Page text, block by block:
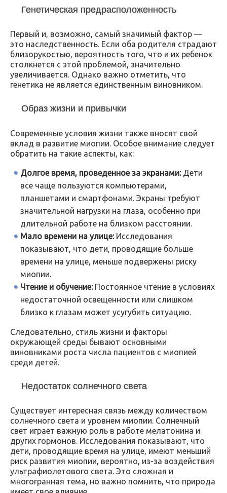
Генетическая предрасположенность
Первый и, возможно, самый значимый фактор —
это наследственность. Если оба родителя страдают
близорукостью, вероятность того, что и их ребенок
столкнется с этой проблемой, значительно
увеличивается. Однако важно отметить, что
генетика не является единственным виновником.
Образ жизни и привычки
Современные условия жизни также вносят свой
вклад в развитие миопии. Особое внимание следует
обратить на такие аспекты, как:
Долгое время, проведенное за экранами:Дети
все чаще пользуются компьютерами,
планшетами и смартфонами. Экраны требуют
значительной нагрузки на глаза, особенно при
длительной работе на близком расстоянии.
Мало времени на улице:Исследования
показывают, что дети, проводящие больше
времени на улице, меньше подвержены риску
миопии.
Чтение и обучение:Постоянное чтение в условиях
недостаточной освещенности или слишком
близко к глазам может усугубить ситуацию.
Следовательно, стиль жизни и факторы
окружающей среды бывают основными
виновниками роста числа пациентов с миопией
среди детей.
Недостаток солнечного света
Существует интересная связь между количеством
солнечного света и уровнем миопии. Солнечный
свет играет важную роль в работе мелатонина и
других гормонов. Исследования показывают, что
дети, проводящие время на улице, имеют меньший
риск развития миопии, вероятно, из-за воздействия
ультрафиолетового света. Это сложная и
многогранная тема, но важно помнить, что природа